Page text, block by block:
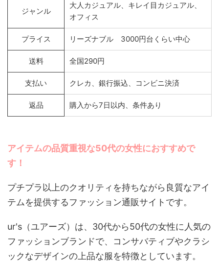
ジャンル
大人カジュアル、キレイ目カジュアル、
オフィス
プライス リーズナブル 3000円台くらい中心
送料 全国290円
支払い クレカ、銀行振込、コンビニ決済
返品 購入から7日以内、条件あり
アイテムの品質重視な50代の女性におすすめで
す！
プチプラ以上のクオリティを持ちながら良質なアイ
テムを提供するファッション通販サイトです。
ur's（ユアーズ）は、30代から50代の女性に人気の
ファッションブランドで、コンサバティブやクラシ
ックなデザインの上品な服を特徴としています。